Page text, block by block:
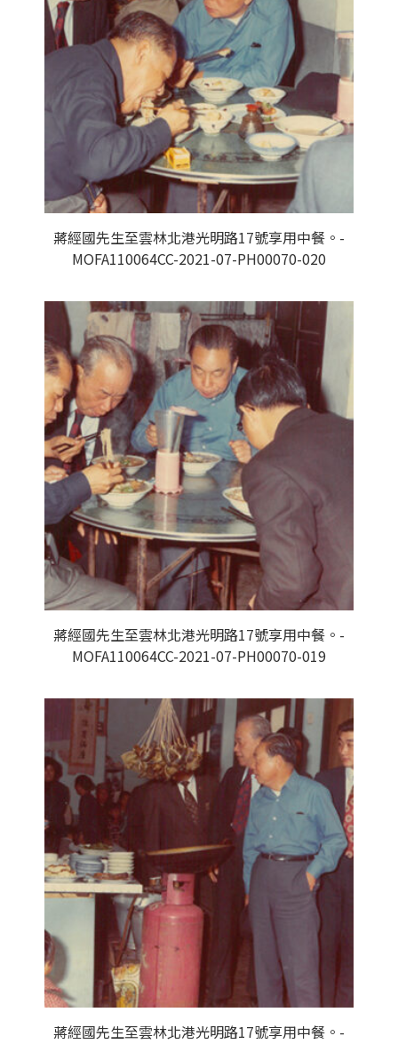
蔣經國先生至雲林北港光明路17號享用中餐。-
MOFA110064CC-2021-07-PH00070-020
蔣經國先生至雲林北港光明路17號享用中餐。-
MOFA110064CC-2021-07-PH00070-019
蔣經國先生至雲林北港光明路17號享用中餐。-